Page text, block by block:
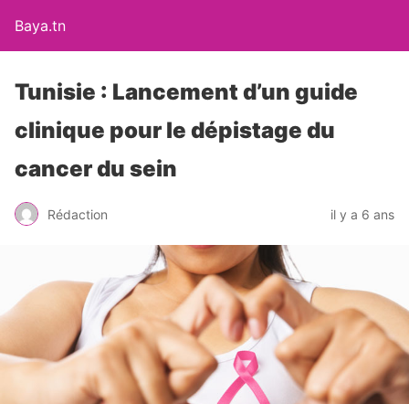
Baya.tn
Tunisie : Lancement d’un guide
clinique pour le dépistage du
cancer du sein
Rédaction il y a 6 ans